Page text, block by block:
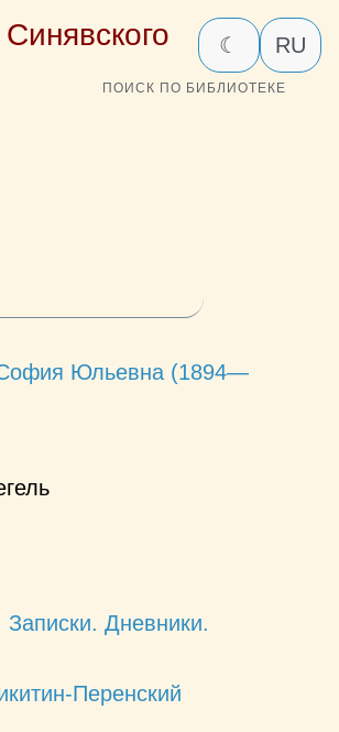
☾ RU
ПОИСК ПО БИБЛИОТЕКЕ
Юльевна (1894—
Дневники.
Перенский